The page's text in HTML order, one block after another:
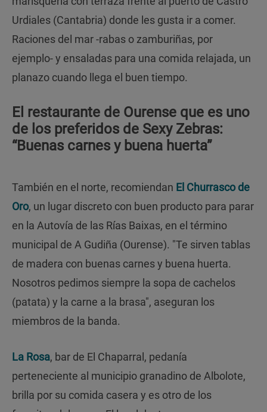
Urdiales (Cantabria) donde les gusta ir a comer.
Raciones del mar -rabas o zamburiñas, por
ejemplo- y ensaladas para una comida relajada, un
planazo cuando llega el buen tiempo.
El restaurante de Ourense que es uno
de los preferidos de Sexy Zebras:
“Buenas carnes y buena huerta”
También en el norte, recomiendan El Churrasco de
Oro, un lugar discreto con buen producto para parar
en la Autovía de las Rías Baixas, en el término
municipal de A Gudiña (Ourense). "Te sirven tablas
de madera con buenas carnes y buena huerta.
Nosotros pedimos siempre la sopa de cachelos
(patata) y la carne a la brasa", aseguran los
miembros de la banda.
La Rosa, bar de El Chaparral, pedanía
perteneciente al municipio granadino de Albolote,
brilla por su comida casera y es otro de los